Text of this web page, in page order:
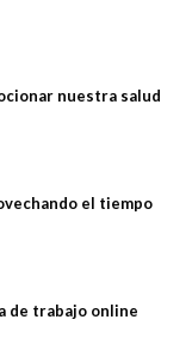
nuestra salud
el tiempo
de trabajo online